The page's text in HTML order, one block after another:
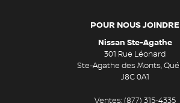
POUR NOUS JOINDRE
Nissan Ste-Agathe
301 Rue Léonard
Ste-Agathe des Monts,
J8C 0A1
Ventes:(877) 315-4335